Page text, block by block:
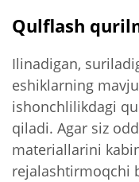
Qulflash
Ilinadigan,
eshiklarning
ishonchlilikdagi
qiladi. Agar siz
materiallarini
rejalashtirmoqchi